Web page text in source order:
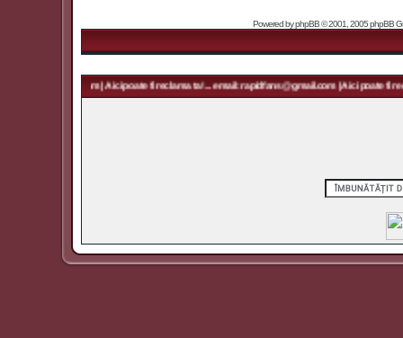
Powered byphpBB© 2001, 2005 phpBB
| Aici poate fi reclama ta! ... email: rapidfans@gmail.com | Aici poate fi